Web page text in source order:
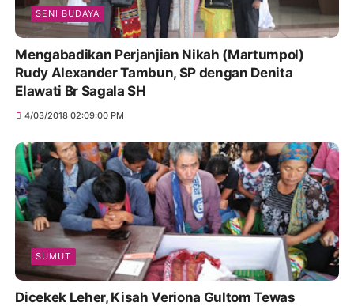
SENI BUDAYA
Mengabadikan Perjanjian Nikah (Martumpol)
Rudy Alexander Tambun, SP dengan Denita
Elawati Br Sagala SH
4/03/2018 02:09:00 PM
SUMUT
Dicekek Leher, Kisah Veriona Gultom Tewas